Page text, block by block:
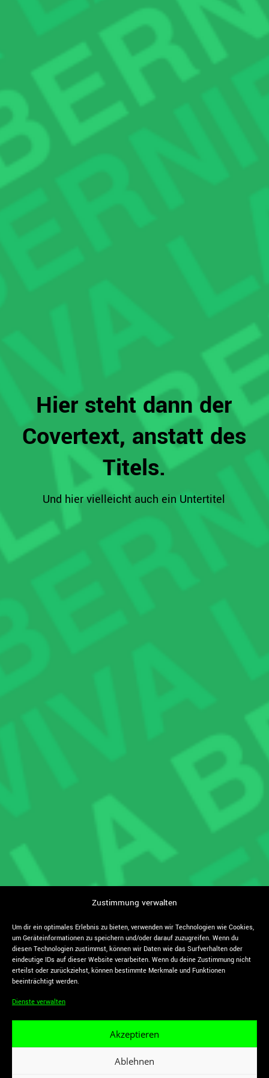
Zustimmung verwalten
Um dir ein optimales Erlebnis zu bieten, verwenden wir Technologien wie Cookies,
um Geräteinformationen zu speichern und/oder darauf zuzugreifen. Wenn du
diesen Technologien zustimmst, können wir Daten wie das Surfverhalten oder
eindeutige IDs auf dieser Website verarbeiten. Wenn du deine Zustimmung nicht
erteilst oder zurückziehst, können bestimmte Merkmale und Funktionen
beeinträchtigt werden.
Dienste verwalten
Akzeptieren
Ablehnen
Hier steht dann der
Covertext, anstatt des
Titels.
Und hier vielleicht auch ein Untertitel